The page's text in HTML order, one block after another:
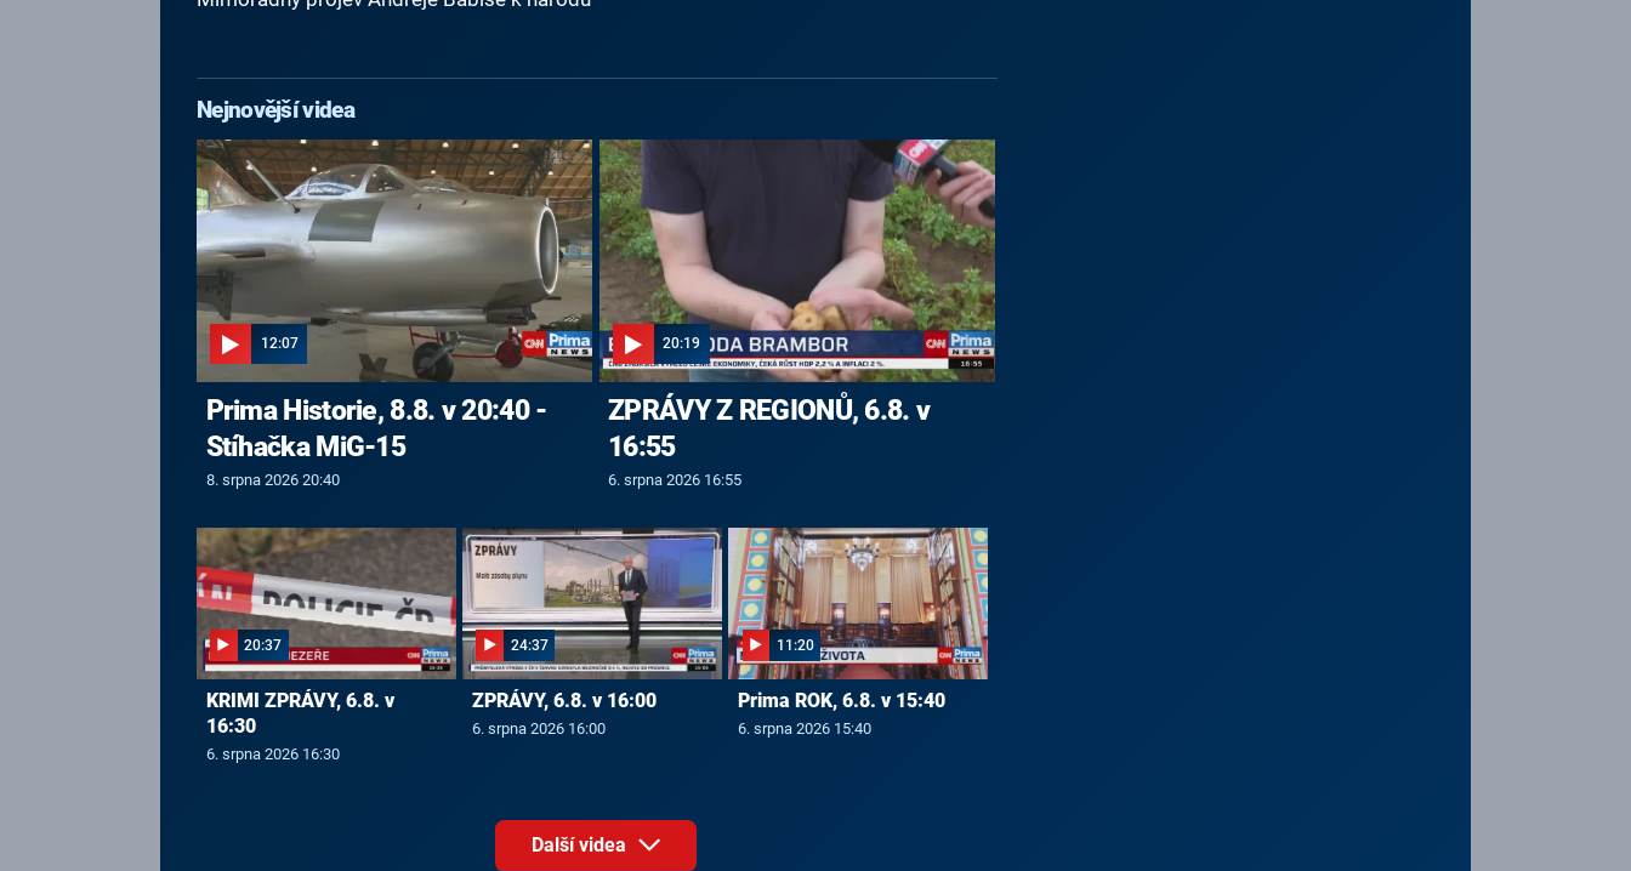
Nejnovější videa
12:07
Prima Historie, 8.8. v 20:40 -
Stíhačka MiG-15
8. srpna 2026 20:40
20:19
ZPRÁVY Z REGIONŮ, 6.8. v
16:55
6. srpna 2026 16:55
20:37
KRIMI ZPRÁVY, 6.8. v
16:30
6. srpna 2026 16:30
24:37
ZPRÁVY, 6.8. v 16:00
6. srpna 2026 16:00
11:20
Prima ROK, 6.8. v 15:40
6. srpna 2026 15:40
Další videa